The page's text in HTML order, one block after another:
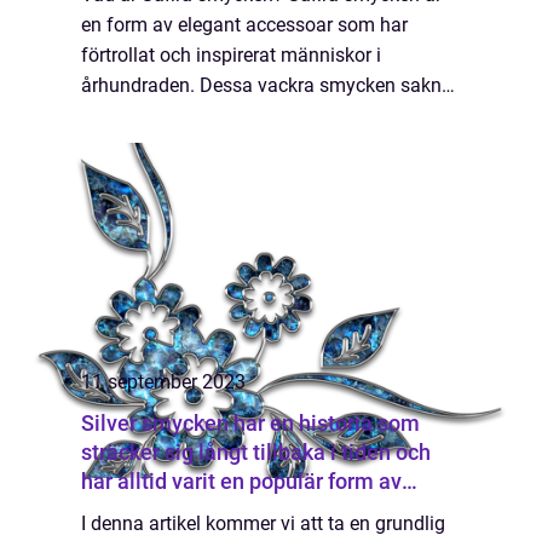
en form av elegant accessoar som har
förtrollat och inspirerat människor i
århundraden. Dessa vackra smycken saknar
också en rik historia och innehar en särskild
betydel...
11 september 2023
Silver smycken har en historia som
sträcker sig långt tillbaka i tiden och
har alltid varit en populär form av
accessoar
I denna artikel kommer vi att ta en grundlig